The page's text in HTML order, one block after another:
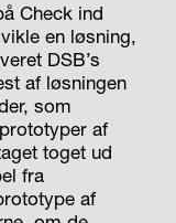
Check ind
en løsning,
DSB’s
af løsningen
som
af
toget ud
fra
af